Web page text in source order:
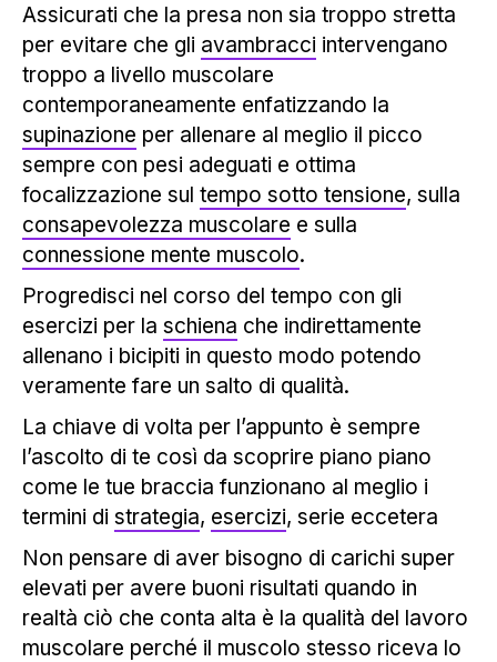
Assicurati che la presa non sia troppo stretta
per evitare che gli avambracci intervengano
troppo a livello muscolare
contemporaneamente enfatizzando la
supinazione per allenare al meglio il picco
sempre con pesi adeguati e ottima
focalizzazione sul tempo sotto tensione, sulla
consapevolezza muscolare e sulla
connessione mente muscolo.
Progredisci nel corso del tempo con gli
esercizi per la schiena che indirettamente
allenano i bicipiti in questo modo potendo
veramente fare un salto di qualità.
La chiave di volta per l’appunto è sempre
l’ascolto di te così da scoprire piano piano
come le tue braccia funzionano al meglio i
termini di strategia, esercizi, serie eccetera
Non pensare di aver bisogno di carichi super
elevati per avere buoni risultati quando in
realtà ciò che conta alta è la qualità del lavoro
muscolare perché il muscolo stesso riceva lo